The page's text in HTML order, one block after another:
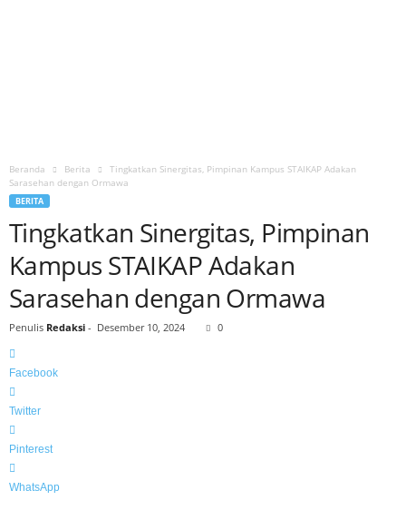
Beranda Berita
Tingkatkan Sinergitas, Pimpinan Kampus STAIKAP Adakan
Sarasehan dengan Ormawa
BERITA
Tingkatkan Sinergitas, Pimpinan
Kampus STAIKAP Adakan
Sarasehan dengan Ormawa
Penulis Redaksi - Desember 10, 2024 0
Facebook
Twitter
Pinterest
WhatsApp